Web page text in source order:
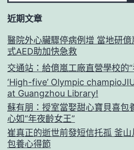
近期文章
醫院外心臟驟停病例增 當地研
式AED助加快急救
交通站：給億嵐工廠直營學校的
‘High-five’ Olympic
at Guangzhou Library!
蘇有朋：授室當娶甜心寶貝喜包
心如“年夜齡女王”
崔真正的逝世前發短信托孤 釜
包養心得節